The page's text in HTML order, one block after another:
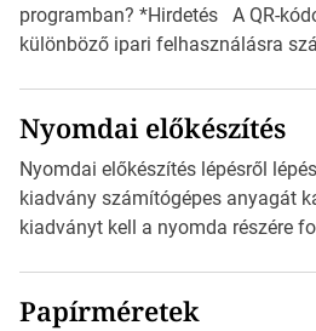
programban? *Hirdetés A QR-
különböző ipari felhasználásra
okostelefonjára telepíthet egy QR-
alkalmazást, ami leolvasni és
információt és átirányítja a telefon
weblapjára. A QR-kód
Nyomdai előkészítés
Nyomdai előkészítés lépésről
kiadvány számítógépes anyagát
kiadványt kell a nyomda részére
Illustratorban készült
Papírméretek